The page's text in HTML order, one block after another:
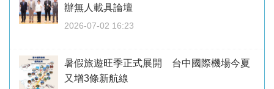
辦無人載具論壇
2026-07-02 16:23
暑假旅遊旺季正式展開 台中國際機場今夏
又增3條新航線